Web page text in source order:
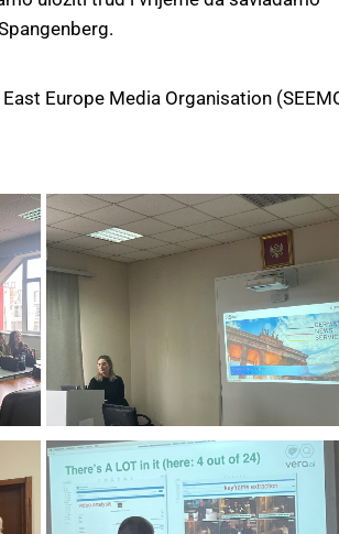
Europe Media Organisation